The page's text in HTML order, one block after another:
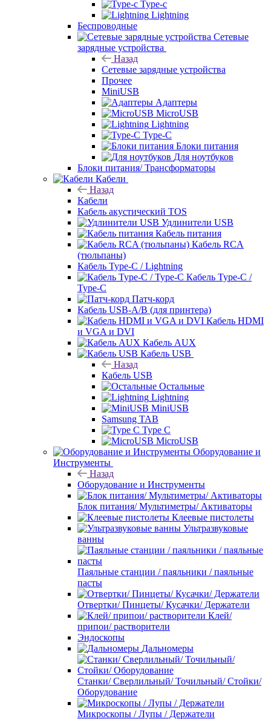
Type-c
Lightning
Беспроводные
Сетевые
зарядные устройства
Назад
Сетевые зарядные устройства
Прочее
MiniUSB
Адаптеры
MicroUSB
Lightning
Type-C
Блоки питания
Для ноутбуков
Блоки питания/ Трансформаторы
Кабели
Назад
Кабели
Кабель акустический TOS
Удлинители USB
Кабель питания
Кабель RCA
(тюльпаны)
Кабель Type-C / Lightning
Кабель Type-C /
Type-C
Патч-корд
Кабель USB-A/B (для принтера)
Кабель HDMI
и VGA и DVI
Кабель AUX
Кабель USB
Назад
Кабель USB
Остальные
Lightning
MiniUSB
Samsung TAB
Type C
MicroUSB
Оборудование и
Инструменты
Назад
Оборудование и Инструменты
Блок питания/ Мультиметры/ Активаторы
Клеевые пистолеты
Ультразвуковые
ванны
Паяльные станции / паяльники / паяльные
пасты
Отвертки/ Пинцеты/ Кусачки/ Держатели
Клей/
припои/ растворители
Эндоскопы
Дальномеры
Станки/ Сверлильный/ Точильный/ Стойки/
Оборудование
Микроскопы / Лупы / Держатели